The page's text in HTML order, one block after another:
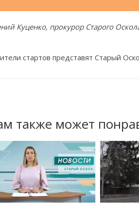
Куценко, прокурор Старого
стартов представят Старый
также может